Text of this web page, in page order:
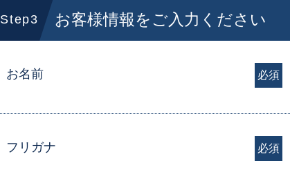
Step3 お客様情報をご入力ください
お名前 必須
フリガナ 必須